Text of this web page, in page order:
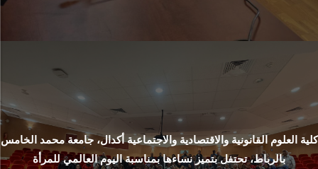
كلية العلوم القانونية والاقتصادية والاجتماعية أكدال، جامعة محمد الخامس
بالرباط، تحتفل بتميز نساءها بمناسبة اليوم العالمي للمرأة